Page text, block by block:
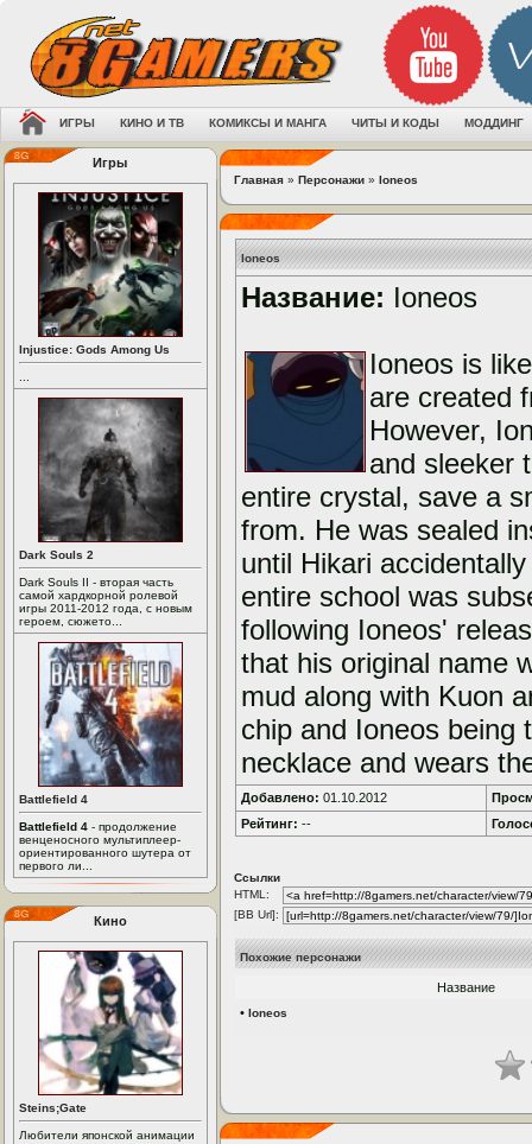
ИГРЫ КИНО И ТВ КОМИКСЫ И МАНГА ЧИТЫ И КОДЫ МОДДИНГ
Игры
Injustice: Gods Among Us
Dark Souls 2
Dark Souls II - вторая часть
самой хардкорной ролевой
игры 2011-2012 года, с новым
героем, сюжето...
Battlefield 4
Battlefield 4 - продолжение
венценосного мультиплеер-
ориентированного шутера от
первого ли...
Кино
Steins;Gate
Любители японской анимации
Главная » Персонажи » Ioneos
Ioneos
Название: Ioneos
Ioneos is
are created
However,
and sleeker
entire crystal, save a
from. He was sealed
until Hikari
entire school was
following Ioneos'
that his original name
mud along with Kuon
chip and Ioneos being
necklace and wears
Добавлено: 01.10.2012
Рейтинг: --
Ссылки
HTML:
[BB Url]:
Похожие персонажи
Название
• Ioneos